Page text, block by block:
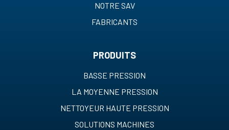
NOTRE SAV
FABRICANTS
PRODUITS
BASSE PRESSION
LA MOYENNE PRESSION
NETTOYEUR HAUTE PRESSION
SOLUTIONS MACHINES